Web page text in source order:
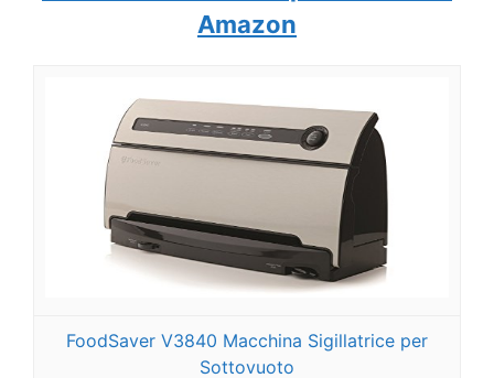
Amazon
FoodSaver V3840 Macchina Sigillatrice per
Sottovuoto